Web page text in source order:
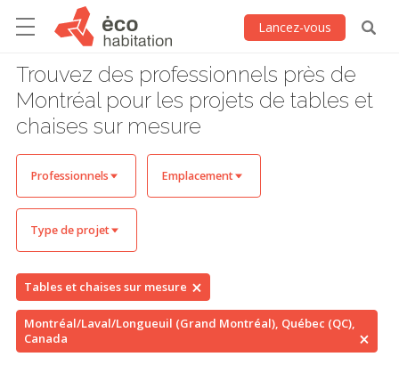
Lancez-vous
Trouvez des professionnels près de
Montréal pour les projets de tables et
chaises sur mesure
Professionnels Emplacement
Type de projet
Tables et chaises sur mesure
Montréal/Laval/Longueuil (Grand Montréal), Québec (QC),
Canada